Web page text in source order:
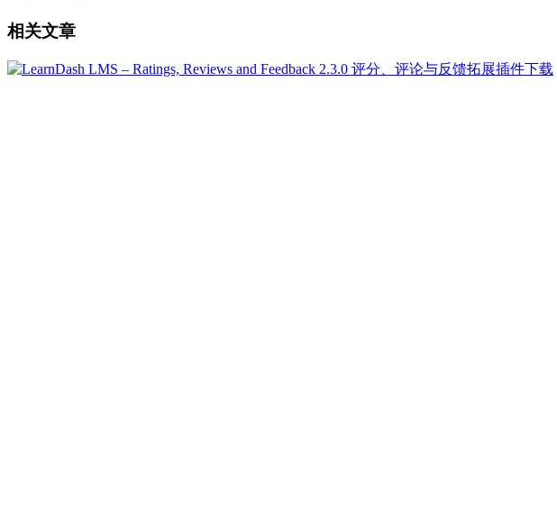
相关文章